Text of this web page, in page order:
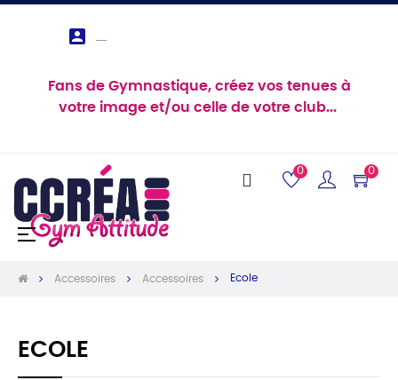

Fans de Gymnastique, créez vos tenues à
votre image et/ou celle de votre club...
0 0
Basculer
☰
Accessoires Accessoires Ecole
ECOLE